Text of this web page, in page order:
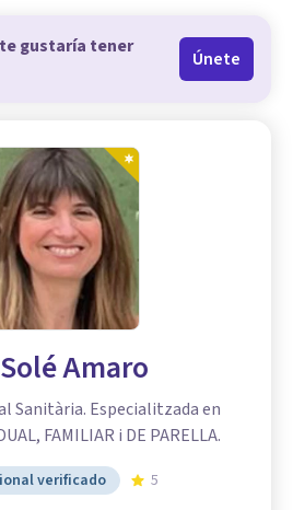
gustaría tener
Únete
Amaro
Sanitària. Especialitzada en
FAMILIAR i DE PARELLA.
verificado 5